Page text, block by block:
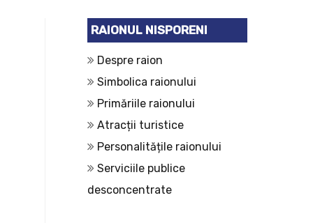
RAIONUL NISPORENI
Despre raion
Simbolica raionului
Primăriile raionului
Atracții turistice
Personalitățile raionului
Serviciile publice
desconcentrate